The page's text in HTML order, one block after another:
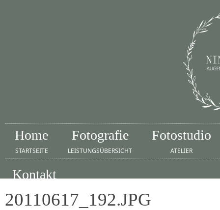
Home
STARTSEITE
Fotografie
LEISTUNGSÜBERSICHT
Fotostudio
ATELIER
Kontakt
20110617_192.JPG